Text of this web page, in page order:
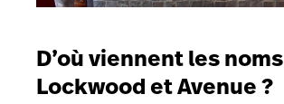
D’où viennent les noms
Lockwood et Avenue ?